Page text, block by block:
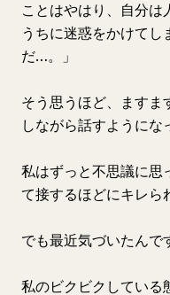
ことはやはり、自分は
うちに迷惑をかけて
だ…。」
そう思うほど、ますま
しながら話すようにな
私はずっと不思議に思
て接するほどにキレら
でも最近気づいたんで
私のビクビクしている